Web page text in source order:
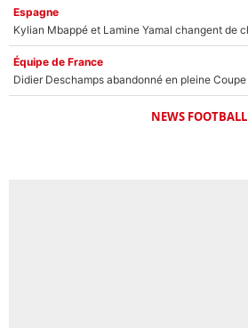
Espagne
Équipe de France
NEWS FOOTBALL